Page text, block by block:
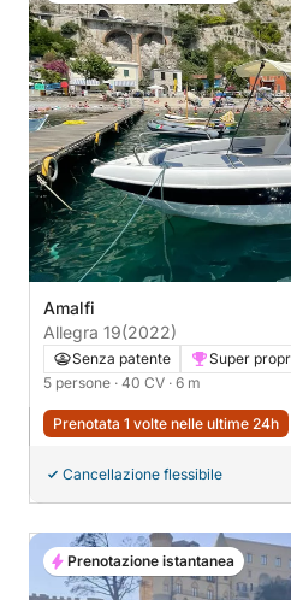
Amalfi
Allegra 19(2022)
Senza patente
Super
5 persone · 40 CV · 6 m
Prenotata 1 volte nelle ultime 24h
Cancellazione flessibile
Prenotazione istantanea